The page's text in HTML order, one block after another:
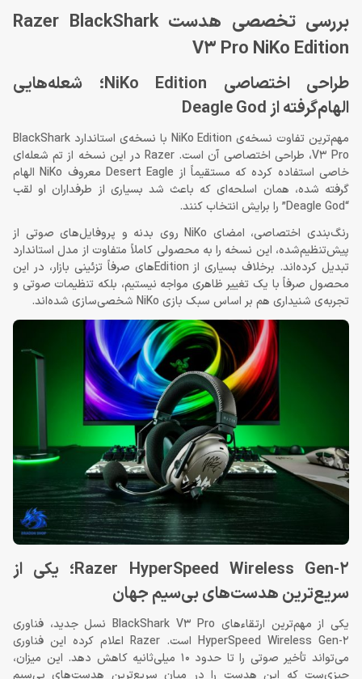
بررسی تخصصی هدست Razer BlackShark
V3 Pro NiKo Edition
طراحی اختصاصی NiKo Edition؛ شعله‌هایی
الهام‌گرفته از Deagle God
مهم‌ترین تفاوت نسخه‌ی NiKo Edition با نسخه‌ی استاندارد BlackShark
V3 Pro، طراحی اختصاصی آن است. Razer در این نسخه از تم شعله‌ای
خاصی استفاده کرده که مستقیماً از Desert Eagle معروف NiKo الهام
گرفته شده، همان اسلحه‌ای که باعث شد بسیاری از طرفداران او لقب
“Deagle God” را برایش انتخاب کنند.
رنگ‌بندی اختصاصی، امضای NiKo روی بدنه و پروفایل‌های صوتی از
پیش‌تنظیم‌شده، این نسخه را به محصولی کاملاً متفاوت از مدل استاندارد
تبدیل کرده‌اند. برخلاف بسیاری از Editionهای صرفاً تزئینی بازار، در این
محصول صرفاً با یک تغییر ظاهری مواجه نیستیم، بلکه تنظیمات صوتی و
تجربه‌ی شنیداری هم بر اساس سبک بازی NiKo شخصی‌سازی شده‌اند.
Razer HyperSpeed Wireless Gen-2؛ یکی از
سریع‌ترین هدست‌های بی‌سیم جهان
یکی از مهم‌ترین ارتقاءهای BlackShark V3 Pro نسل جدید، فناوری
HyperSpeed Wireless Gen-2 است. Razer اعلام کرده این فناوری
می‌تواند تأخیر صوتی را تا حدود 10 میلی‌ثانیه کاهش دهد. این میزان،
چیزی‌ست که این هدست را در میان سریع‌ترین هدست‌های بی‌سیم